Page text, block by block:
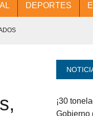
DEPORTES
¡30
Gobierno